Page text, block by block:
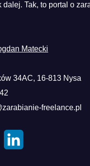
dalej. Tak, to portal o
Matecki
34AC, 16-813 Nysa
freelance.pl
X